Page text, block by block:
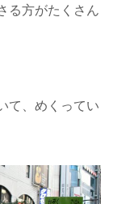
る方がたくさん
て、めくってい